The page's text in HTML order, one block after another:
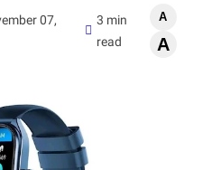
07,
3 min
read
A
A